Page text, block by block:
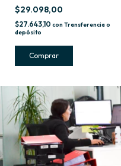
-
$29.098,00
$27.643,10 con Transferencia o
depósito